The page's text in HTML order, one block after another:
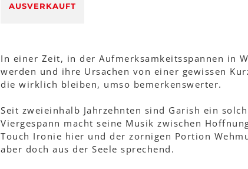
AUSVERKAUFT
In einer Zeit, in der Aufmerksamkeitsspannen in
werden und ihre Ursachen von einer gewissen
die wirklich bleiben, umso bemerkenswerter.
Seit zweieinhalb Jahrzehnten sind Garish ein
Viergespann macht seine Musik zwischen
Touch Ironie hier und der zornigen Portion
aber doch aus der Seele sprechend.